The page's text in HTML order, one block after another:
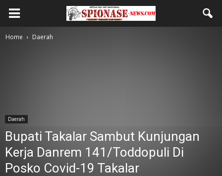
Home Daerah
Daerah
Bupati Takalar Sambut Kunjungan
Kerja Danrem 141/Toddopuli Di
Posko Covid-19 Takalar